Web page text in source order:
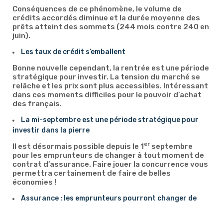
Conséquences de ce phénomène, le volume de
crédits accordés diminue et la durée moyenne des
prêts atteint des sommets (244 mois contre 240 en
juin).
Les taux de crédit s’emballent
Bonne nouvelle cependant, la rentrée est une période
stratégique pour investir. La tension du marché se
relâche et les prix sont plus accessibles. Intéressant
dans ces moments difficiles pour le pouvoir d’achat
des français.
La mi-septembre est une période stratégique pour
investir dans la pierre
Il est désormais possible depuis le 1er septembre
pour les emprunteurs de changer à tout moment de
contrat d’assurance. Faire jouer la concurrence vous
permettra certainement de faire de belles
économies !
Assurance : les emprunteurs pourront changer de